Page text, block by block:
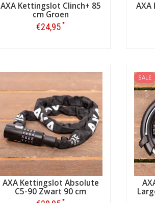
AXA Kettingslot Clinch+ 85
cm Groen
€24,95 *
AXA
AXA Kettingslot Absolute
C5-90 Zwart 90 cm
*
SALE